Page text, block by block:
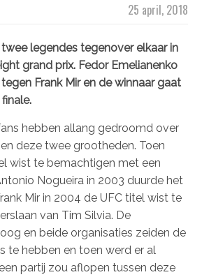
25 april, 2018
legendes tegenover elkaar in
grand prix. Fedor Emelianenko
Frank Mir en de winnaar gaat
hebben allang gedroomd over
deze twee grootheden. Toen
wist te bemachtigen met een
Nogueira in 2003 duurde het
Mir in 2004 de UFC titel wist te
van Tim Silvia. De
en beide organisaties zeiden de
te hebben en toen werd er al
partij zou aflopen tussen deze